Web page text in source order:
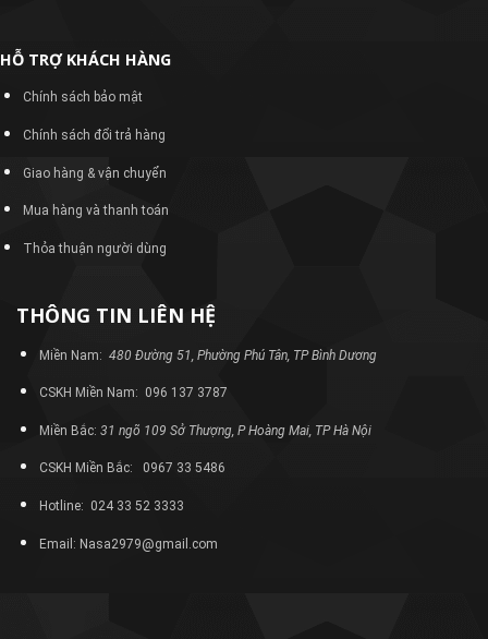
HỖ TRỢ KHÁCH HÀNG
Chính sách bảo mật
Chính sách đổi trả hàng
Giao hàng & vận chuyển
Mua hàng và thanh toán
Thỏa thuận người dùng
THÔNG TIN LIÊN HỆ
Miền Nam: 480 Đường 51, Phường Phú Tân, TP Bình Dương
CSKH Miền Nam: 096 137 3787
Miền Bắc: 31 ngõ 109 Sở Thượng, P Hoàng Mai, TP Hà Nội
CSKH Miền Bắc: 0967 33 5486
Hotline: 024 33 52 3333
Email: Nasa2979@gmail.com